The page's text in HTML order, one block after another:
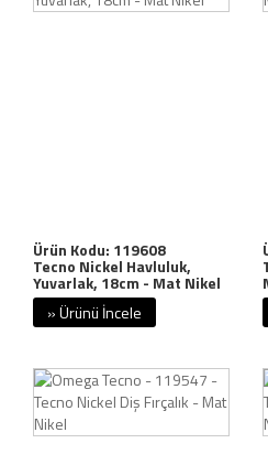
Ürün Kodu: 119608
Tecno Nickel Havluluk,
Yuvarlak, 18cm - Mat Nikel
» Ürünü İncele